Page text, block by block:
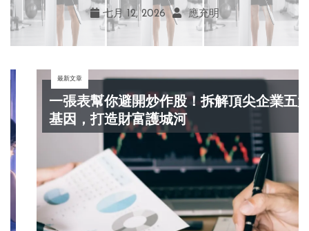
職場商業經濟
影片專區
關於我們
七月 19, 2026 菲利浦．科特勒
七月 17, 2026 亞瑟．布魯克斯
七月 22, 2026 不正田心
七月 12, 2026 應充明
一張表幫你避開炒作股！拆解頂尖企業五大
基因，打造財富護城河
最新文章